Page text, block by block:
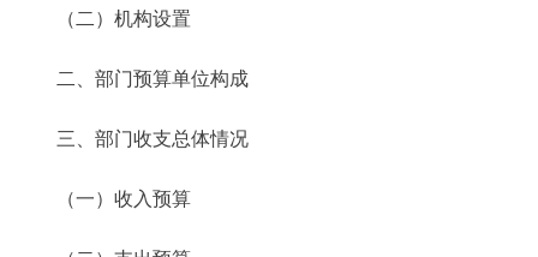
（二）机构设置
二、部门预算单位构成
三、部门收支总体情况
（一）收入预算